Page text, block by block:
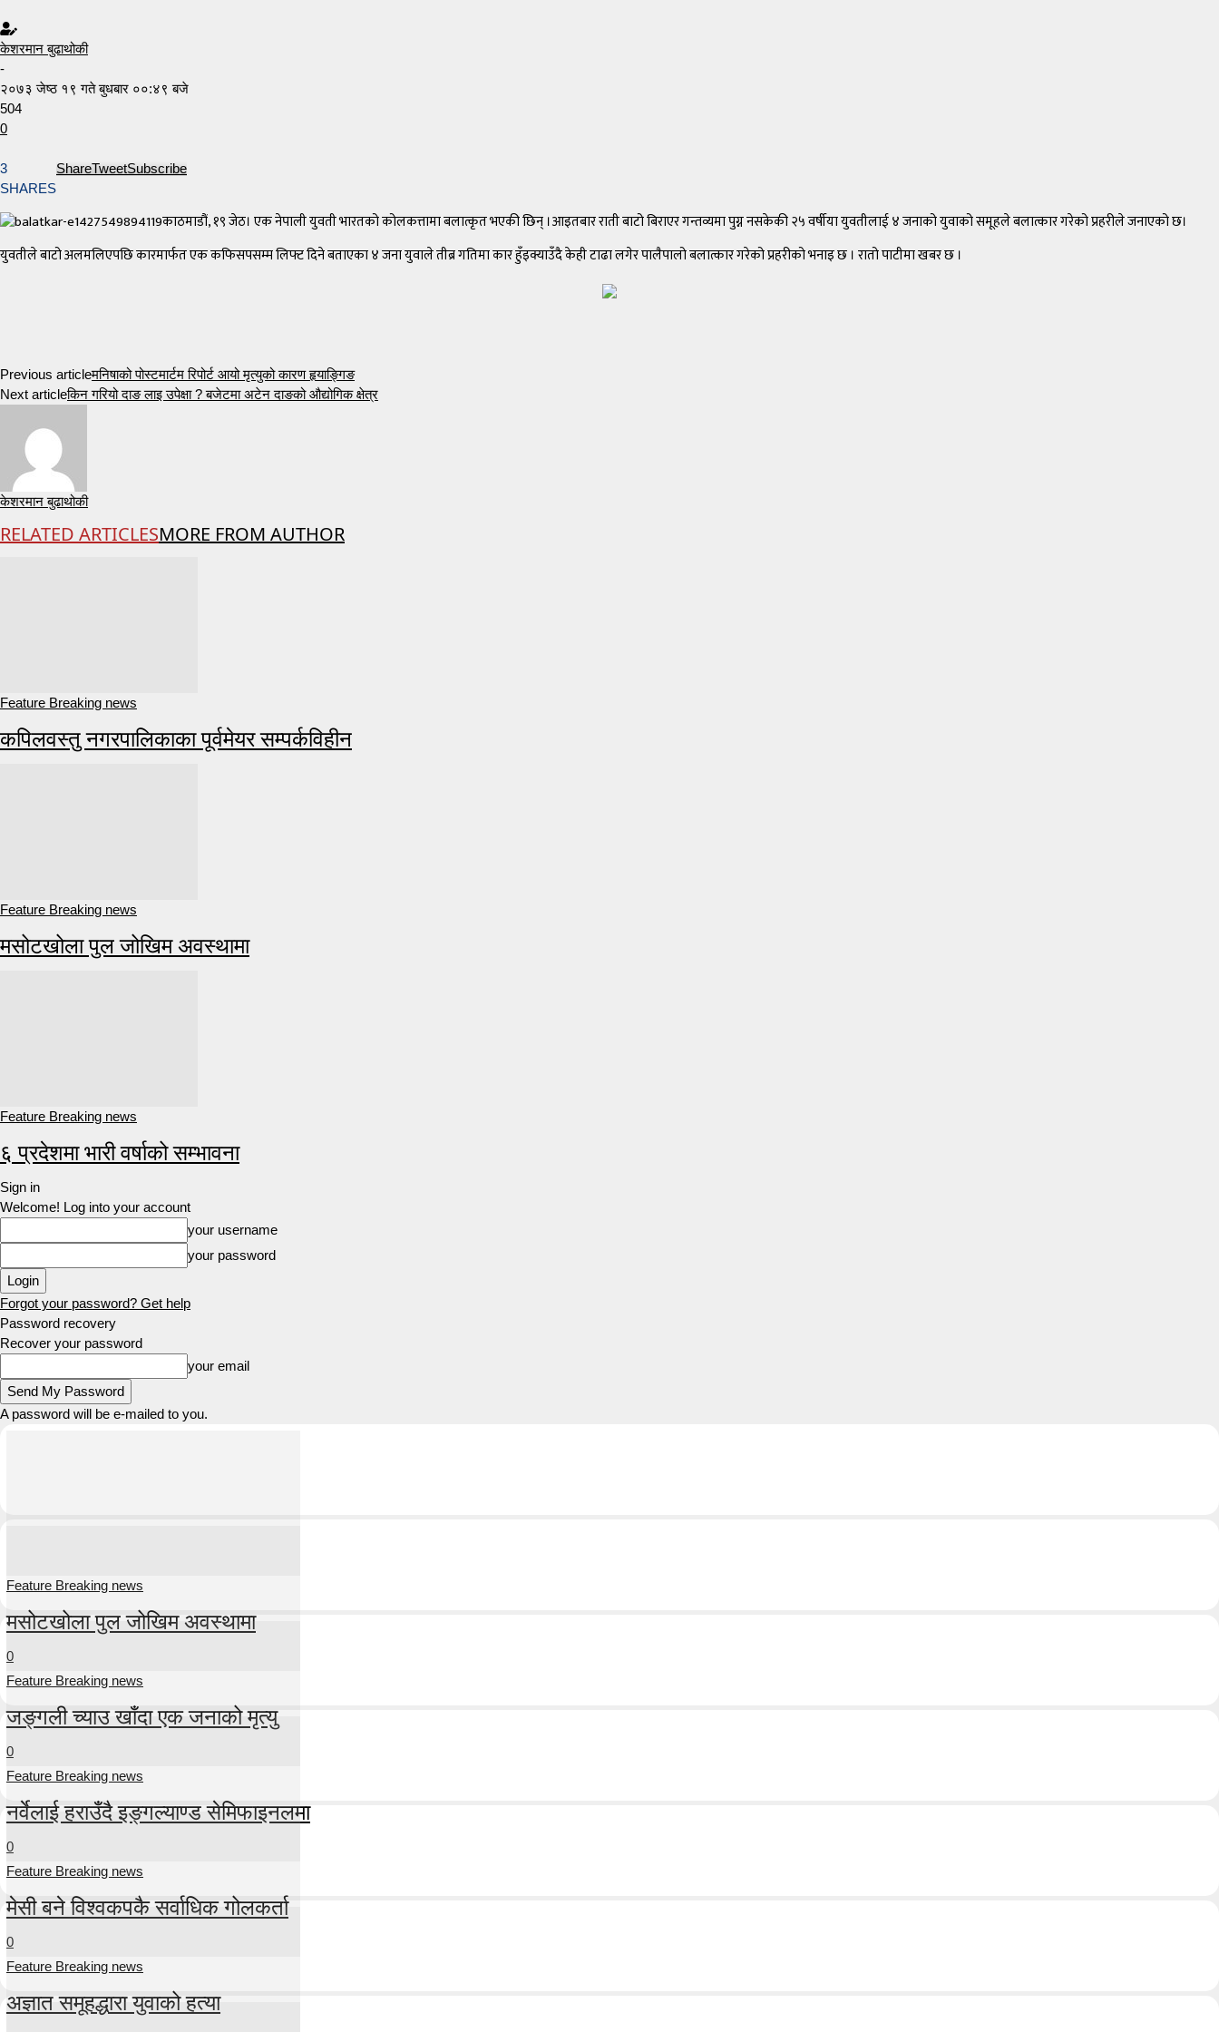
केशरमान बुढाथोकी
-
२०७३ जेष्ठ १९ गते बुधबार ००:४९ बजे
504
0
3
SHARES
ShareTweetSubscribe
काठमाडौं, १९ जेठ। एक नेपाली युवती भारतको कोलकत्तामा बलात्कृत भएकी छिन् ।आइतबार राती बाटो बिराएर गन्तव्यमा पुग्न नसकेकी २५ वर्षीया युवतीलाई ४ जनाको युवाको समूहले बलात्कार गरेको प्रहरीले जनाएको छ।
युवतीले बाटो अलमलिएपछि कारमार्फत एक कफिसपसम्म लिफ्ट दिने बताएका ४ जना युवाले तीब्र गतिमा कार हुँइक्याउँदै केही टाढा लगेर पालैपालो बलात्कार गरेको प्रहरीको भनाइ छ । रातो पाटीमा खबर छ ।
Previous articleमनिषाको पोस्टमार्टम रिपोर्ट आयो मृत्युको कारण हृयाङ्गिङ
Next articleकिन गरियो दाङ लाइ उपेक्षा ? बजेटमा अटेन दाङको औद्योगिक क्षेत्र
केशरमान बुढाथोकी
RELATED ARTICLESMORE FROM AUTHOR
Feature Breaking news
कपिलवस्तु नगरपालिकाका पूर्वमेयर सम्पर्कविहीन
Feature Breaking news
मसोटखोला पुल जोखिम अवस्थामा
Feature Breaking news
६ प्रदेशमा भारी वर्षाको सम्भावना
Sign in
Welcome! Log into your account
your username
your password
Forgot your password? Get help
Password recovery
Recover your password
your email
A password will be e-mailed to you.
Feature Breaking news
मसोटखोला पुल जोखिम अवस्थामा
0
Feature Breaking news
जङ्गली च्याउ खाँदा एक जनाको मृत्यु
0
Feature Breaking news
नर्वेलाई हराउँदै इङ्गल्याण्ड सेमिफाइनलमा
0
Feature Breaking news
मेसी बने विश्वकपकै सर्वाधिक गोलकर्ता
0
Feature Breaking news
अज्ञात समूहद्धारा युवाको हत्या